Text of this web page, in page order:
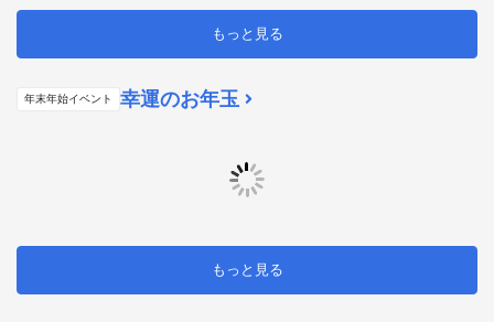
もっと見る
年末年始イベント 幸運のお年玉
もっと見る